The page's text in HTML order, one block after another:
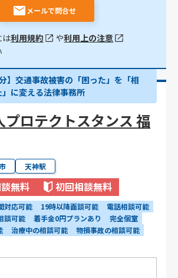
メールで問合せ
は利用規約 や利用上の注意
】交通事故被害の「困った」を「相
に変える法律事務所
プロテクトスタンス 福
天神駅
無料 初回相談無料
対応可能 19時以降面談可能
電話相談可能
談可能
着手金0円プランあり
完全個室
治療中の相談可能
物損事故の相談可能